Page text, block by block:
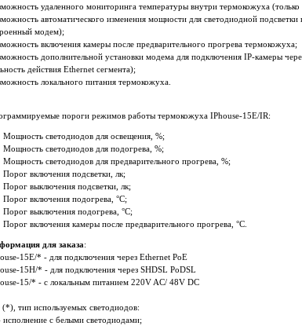
удаленного мониторинга температуры внутри термокожуха
автоматического изменения мощности для светодиодной
модем);
включения камеры после предварительного прогрева термокожуха;
дополнительной установки модема для подключения IP-камеры
действия Ethernet сегмента);
локального питания термокожуха.
пороги режимов работы термокожуха IPhouse-15E/IR:
Мощность светодиодов для освещения, %;
Мощность светодиодов для подогрева, %;
Мощность светодиодов для предварительного прогрева, %;
Порог включения подсветки, лк;
Порог выключения подсветки, лк;
Порог включения подогрева, °C;
Порог выключения подогрева, °C;
Порог включения камеры после предварительного прогрева, °C.
для заказа:
15E/* - для подключения через Ethernet PoE
15Н/* - для подключения через SHDSL PoDSL
15/* - c локальным питанием 220V AC/ 48V DC
(*), тип используемых светодиодов:
исполнение с белыми светодиодами;